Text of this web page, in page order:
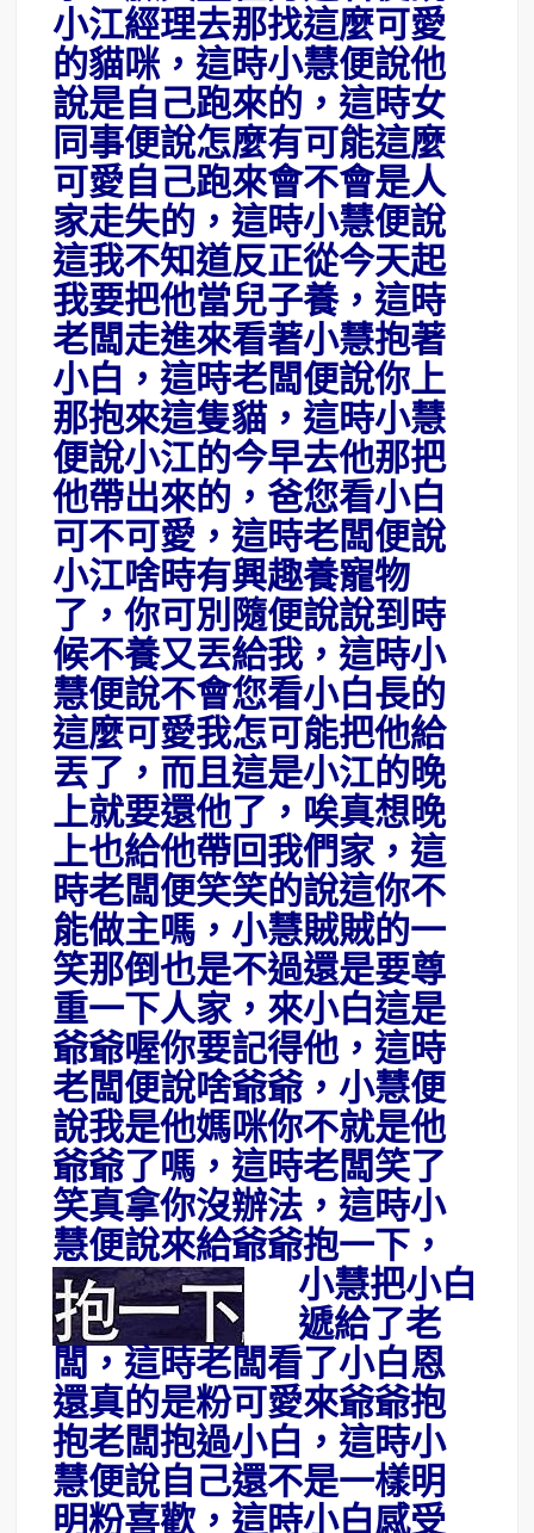
小江經理去那找這麼可愛
的貓咪，這時小慧便說他
說是自己跑來的，這時女
同事便說怎麼有可能這麼
可愛自己跑來會不會是人
家走失的，這時小慧便說
這我不知道反正從今天起
我要把他當兒子養，這時
老闆走進來看著小慧抱著
小白，這時老闆便說你上
那抱來這隻貓，這時小慧
便說小江的今早去他那把
他帶出來的，爸您看小白
可不可愛，這時老闆便說
小江啥時有興趣養寵物
了，你可別隨便說說到時
候不養又丟給我，這時小
慧便說不會您看小白長的
這麼可愛我怎可能把他給
丟了，而且這是小江的晚
上就要還他了，唉真想晚
上也給他帶回我們家，這
時老闆便笑笑的說這你不
能做主嗎，小慧賊賊的一
笑那倒也是不過還是要尊
重一下人家，來小白這是
爺爺喔你要記得他，這時
老闆便說啥爺爺，小慧便
說我是他媽咪你不就是他
爺爺了嗎，這時老闆笑了
笑真拿你沒辦法，這時小
慧便說來給爺爺抱一下 ，
小慧把小白
遞給了老
闆，這時老闆看了小白恩
還真的是粉可愛來爺爺抱
抱老闆抱過小白，這時小
慧便說自己還不是一樣明
明粉喜歡，這時小白感受